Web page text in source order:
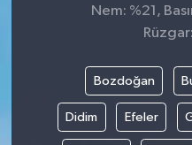
Nem: %21,
Bozdoğan
Didim Efeler
Yaşam
Yurttan